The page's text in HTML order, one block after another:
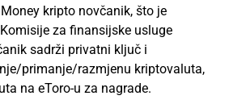
kripto novčanik, što je
za finansijske usluge
sadrži privatni ključ i
primanje/razmjenu kriptovaluta,
na eToro-u za nagrade.